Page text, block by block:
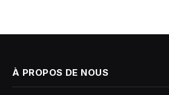
À PROPOS DE NOUS